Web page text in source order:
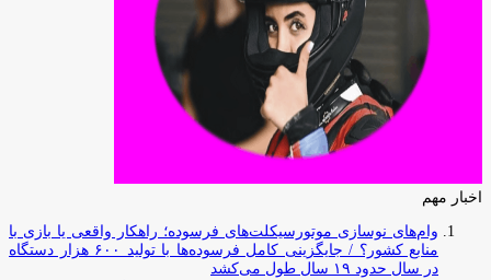
اخبار مهم
وام‌های نوسازی موتورسیکلت‌های فرسوده؛ راهکار واقعی یا بازی با
منابع کشور؟ / جایگزینی کامل فرسوده‌ها با تولید ۶۰۰ هزار دستگاه
در سال حدود ۱۹ سال طول می‌کشد